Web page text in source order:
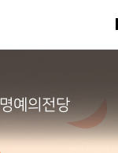
명예의전당